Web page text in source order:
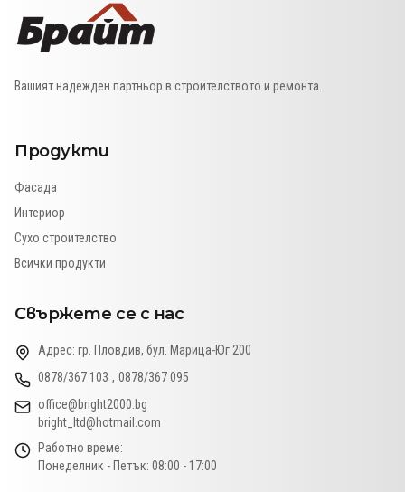
Вашият надежден партньор в строителството и ремонта.
Продукти
Фасада
Интериор
Сухо строителство
Всички продукти
Свържете се с нас
Адрес: гр. Пловдив, бул. Марица-Юг 200
0878/367 103 , 0878/367 095
office@bright2000.bg
bright_ltd@hotmail.com
Работно време:
Понеделник - Петък: 08:00 - 17:00